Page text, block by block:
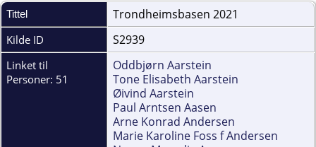
Tittel Trondheimsbasen 2021
Kilde ID S2939
Linket til
Personer: 51
Oddbjørn Aarstein
Tone Elisabeth Aarstein
Øivind Aarstein
Paul Arntsen Aasen
Arne Konrad Andersen
Marie Karoline Foss f Andersen